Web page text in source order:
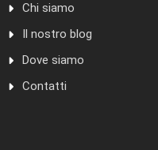
Chi siamo
Il nostro blog
Dove siamo
Contatti